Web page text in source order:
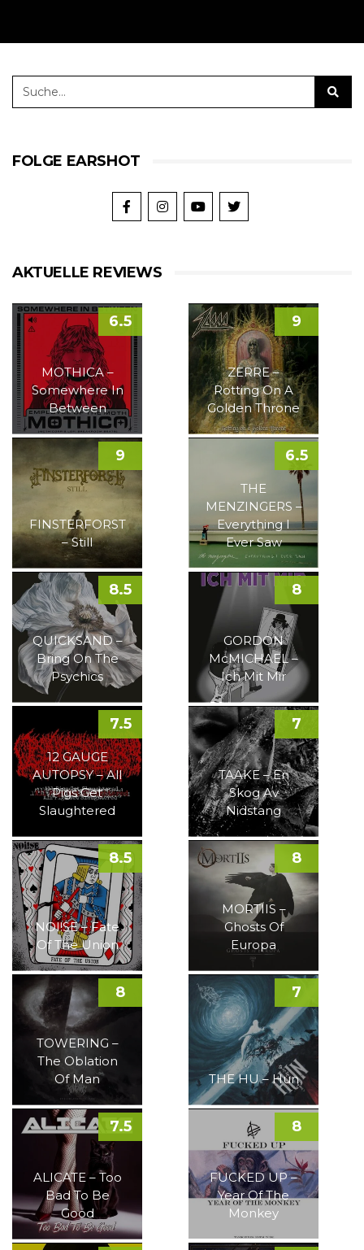
FOLGE EARSHOT
AKTUELLE REVIEWS
MOTHICA –
Somewhere In
Between
6.5
ZERRE –
Rotting On A
Golden Throne
9
FINSTERFORST
– Still
9
THE
MENZINGERS –
Everything I
Ever Saw
6.5
QUICKSAND –
Bring On The
Psychics
8.5
GORDON
McMICHAEL –
Ich Mit Mir
8
12 GAUGE
AUTOPSY – All
Pigs Get
Slaughtered
7.5
TAAKE – En
Skog Av
Nidstang
7
NOI!SE – Fate
Of The Union
8.5
MORTIIS –
Ghosts Of
Europa
8
TOWERING –
The Oblation
Of Man
8
THE HU – Hun
7
ALICATE – Too
Bad To Be
Good
7.5
FUCKED UP –
Year Of The
Monkey
8